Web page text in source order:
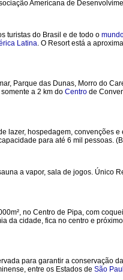
Americana de
turistas do Brasil e de todo o
Latina. O Resort está a
Parque das Dunas, Morro do
a 2 km do Centro de
lazer, hospedagem, convenções
para até 6 mil pessoas.
a vapor, sala de jogos. Único
no Centro de Pipa, com
da cidade, fica no centro e
para garantir a conservação
entre os Estados de São